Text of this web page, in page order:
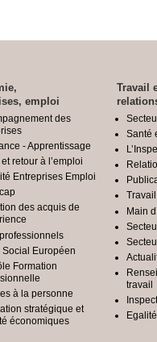
emploi
des
- Apprentissage
retour à l’emploi
Entreprises Emploi
des acquis de
Social Européen
Formation
à la personne
stratégique et
économiques
Travail
Santé
Main
travail